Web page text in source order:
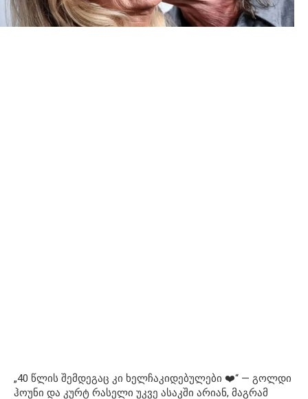
„40 წლის შემდეგაც კი ხელჩაკიდებულები ❤️“ — გოლდი
ჰოუნი და კურტ რასელი უკვე ასაკში არიან, მაგრამ